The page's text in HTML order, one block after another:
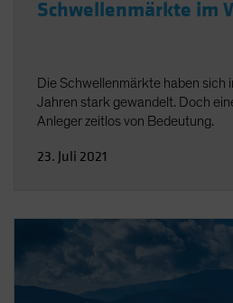
Schwellenmärkte im
Die Schwellenmärkte haben sich
Jahren stark gewandelt. Doch
Anleger zeitlos von Bedeutung.
23. Juli 2021